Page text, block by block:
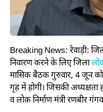
Breaking News: रेवाड़ी:
निवारण करने के लिए जिला
मासिक बैठक गुरुवार, 4 जून को
गृह में होगी। जिसकी अध्यक्षता
व लोक निर्माण मंत्री रणबीर